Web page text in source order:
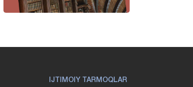
IJTIMOIY TARMOQLAR